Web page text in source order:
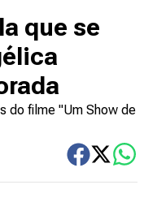
que se
do filme "Um Show de